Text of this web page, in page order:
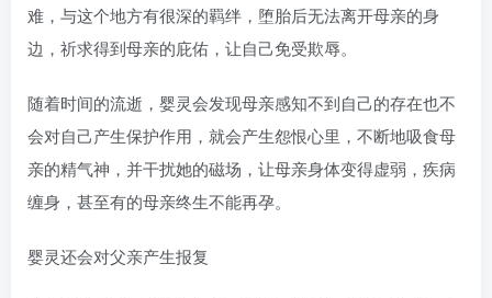
难，与这个地方有很深的羁绊，堕胎后无法离开母亲的身
边，祈求得到母亲的庇佑，让自己免受欺辱。
随着时间的流逝，婴灵会发现母亲感知不到自己的存在也不
会对自己产生保护作用，就会产生怨恨心里，不断地吸食母
亲的精气神，并干扰她的磁场，让母亲身体变得虚弱，疾病
缠身，甚至有的母亲终生不能再孕。
婴灵还会对父亲产生报复